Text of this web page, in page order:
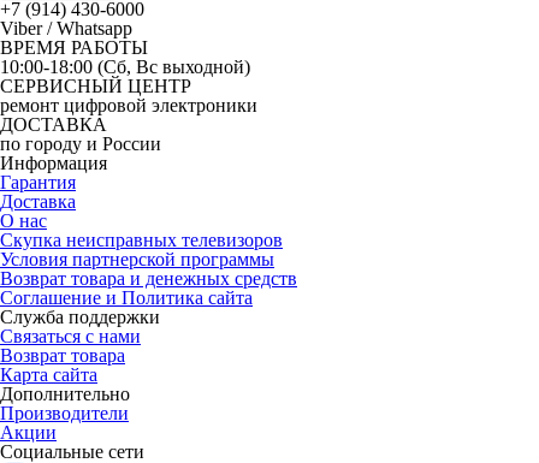
+7 (914) 430-6000
Viber / Whatsapp
ВРЕМЯ РАБОТЫ
10:00-18:00 (Сб, Вс выходной)
СЕРВИСНЫЙ ЦЕНТР
ремонт цифровой электроники
ДОСТАВКА
по городу и России
Информация
Гарантия
Доставка
О нас
Скупка неисправных телевизоров
Условия партнерской программы
Возврат товара и денежных средств
Соглашение и Политика сайта
Служба поддержки
Связаться с нами
Возврат товара
Карта сайта
Дополнительно
Производители
Акции
Социальные сети